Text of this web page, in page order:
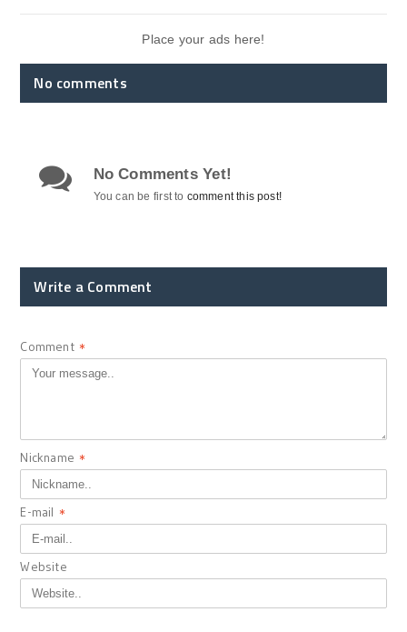
Place your ads here!
No comments
No Comments Yet!
You can be first to comment this post!
Write a Comment
Comment *
Nickname *
E-mail *
Website